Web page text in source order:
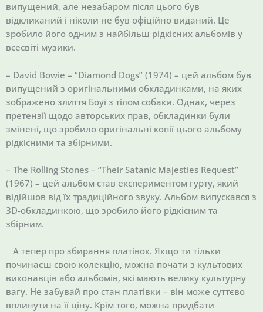
випущений, але незабаром після цього був
відкликаний і ніколи не був офіційно виданий. Це
зробило його одним з найбільш рідкісних альбомів у
всесвіті музики.
– David Bowie – “Diamond Dogs” (1974) – цей альбом був
випущений з оригінальними обкладинками, на яких
зображено злиття Боуї з тілом собаки. Однак, через
претензії щодо авторських прав, обкладинки були
змінені, що зробило оригінальні копії цього альбому
рідкісними та збірними.
– The Rolling Stones – “Their Satanic Majesties Request”
(1967) – цей альбом став експериментом гурту, який
відійшов від їх традиційного звуку. Альбом випускався з
3D-обкладинкою, що зробило його рідкісним та
збірним.
А тепер про збирання платівок. Якщо ти тільки
починаєш свою колекцію, можна почати з культових
виконавців або альбомів, які мають велику культурну
вагу. Не забувай про стан платівки – він може суттєво
вплинути на її ціну. Крім того, можна придбати